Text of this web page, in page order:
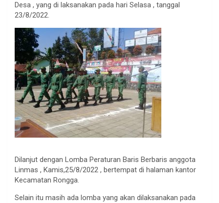
Desa , yang di laksanakan pada hari Selasa , tanggal
23/8/2022.
Dilanjut dengan Lomba Peraturan Baris Berbaris anggota
Linmas , Kamis,25/8/2022 , bertempat di halaman kantor
Kecamatan Rongga.
Selain itu masih ada lomba yang akan dilaksanakan pada